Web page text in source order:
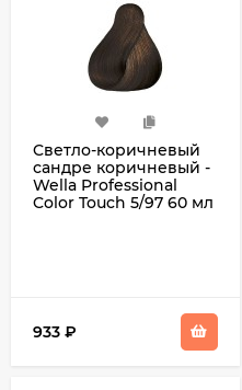
Cветло-коричневый
сандре коричневый -
Wella Professional
Color Touch 5/97 60 мл
933 ₽